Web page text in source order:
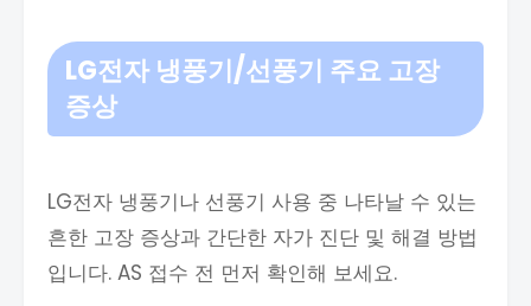
LG전자 냉풍기/선풍기 주요 고장
증상
LG전자 냉풍기나 선풍기 사용 중 나타날 수 있는
흔한 고장 증상과 간단한 자가 진단 및 해결 방법
입니다. AS 접수 전 먼저 확인해 보세요.